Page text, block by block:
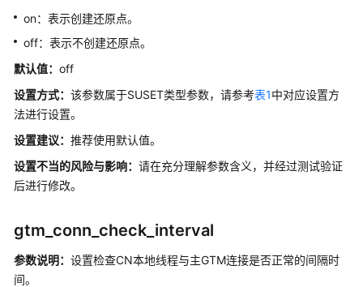
接
和
消
耗
并
行
on：表示创建还原点。
off：表示不创建还原点。
默认值： off
设置方式： 该参数属于SUSET类型参数，请参考表1中对应设置方
法进行设置。
设置建议： 推荐使用默认值。
设置不当的风险与影响： 请在充分理解参数含义，并经过测试验证
后进行修改。
gtm_conn_check_interval
参数说明： 设置检查CN本地线程与主GTM连接是否正常的间隔时
间。